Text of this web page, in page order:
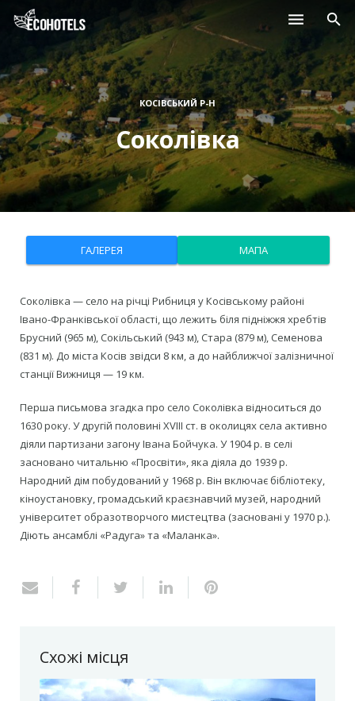
Населені пункти
Курорти
Дитячі табори
Магазини
Соколівка
КОСІВСЬКИЙ Р-Н
ГАЛЕРЕЯ МАПА
Соколівка — село на річці Рибниця у Косівському районі
Івано-Франківської області, що лежить біля підніжжя хребтів
Брусний (965 м), Сокільський (943 м), Стара (879 м), Семенова
(831 м). До міста Косів звідси 8 км, а до найближчої залізничної
станції Вижниця — 19 км.
Перша письмова згадка про село Соколівка відноситься до
1630 року. У другій половині XVIII ст. в околицях села активно
діяли партизани загону Івана Бойчука. У 1904 р. в селі
засновано читальню «Просвіти», яка діяла до 1939 р.
Народний дім побудований у 1968 р. Він включає бібліотеку,
кіноустановку, громадський краєзнавчий музей, народний
університет образотворчого мистецтва (засновані у 1970 р.).
Діють ансамблі «Радуга» та «Маланка».
Схожі місця